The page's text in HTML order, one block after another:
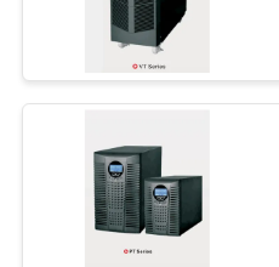
تثبیت
کننده ولتاژ